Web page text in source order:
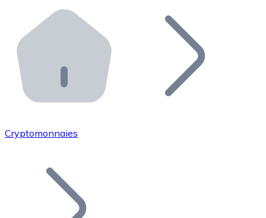
Distributeurs automatiques Bitnovo
Intégrez un ATM Bitnovo dans votre entreprise et
API Bitnovo
Intégrez notre API dans votre écosystème.
Rejoignez notre réseau de distributeurs et
Ajoutez le token de votre projet à notre service
Cryptomonnaies